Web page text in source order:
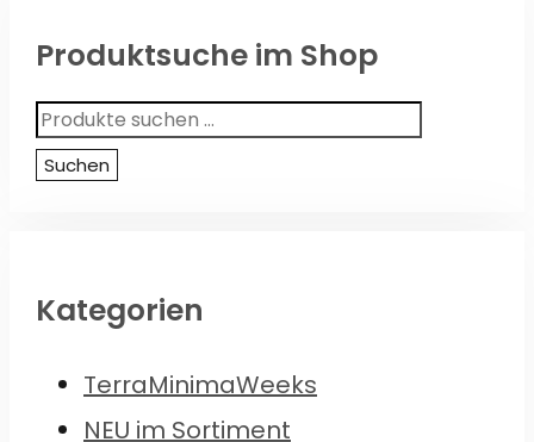
Produktsuche im Shop
Suchen
nach:
Suchen
Kategorien
TerraMinimaWeeks
NEU im Sortiment